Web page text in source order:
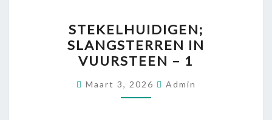
SLANGSTERREN
IN
VUURSTEEN
–
1
STEKELHUIDIGEN;
SLANGSTERREN IN
VUURSTEEN – 1
Maart 3, 2026 Admin